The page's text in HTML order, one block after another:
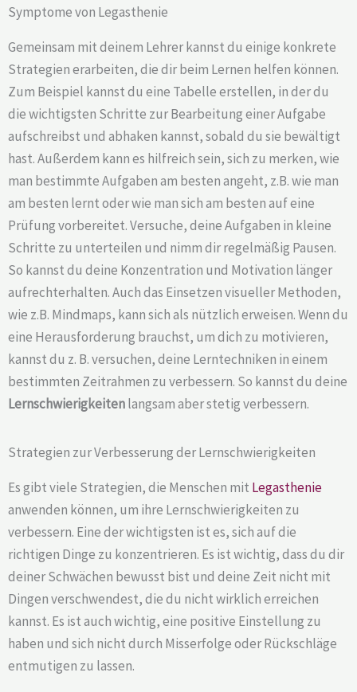
Symptome von Legasthenie
Gemeinsam mit deinem Lehrer kannst du einige konkrete
Strategien erarbeiten, die dir beim Lernen helfen können.
Zum Beispiel kannst du eine Tabelle erstellen, in der du
die wichtigsten Schritte zur Bearbeitung einer Aufgabe
aufschreibst und abhaken kannst, sobald du sie bewältigt
hast. Außerdem kann es hilfreich sein, sich zu merken, wie
man bestimmte Aufgaben am besten angeht, z.B. wie man
am besten lernt oder wie man sich am besten auf eine
Prüfung vorbereitet. Versuche, deine Aufgaben in kleine
Schritte zu unterteilen und nimm dir regelmäßig Pausen.
So kannst du deine Konzentration und Motivation länger
aufrechterhalten. Auch das Einsetzen visueller Methoden,
wie z.B. Mindmaps, kann sich als nützlich erweisen. Wenn du
eine Herausforderung brauchst, um dich zu motivieren,
kannst du z. B. versuchen, deine Lerntechniken in einem
bestimmten Zeitrahmen zu verbessern. So kannst du deine
Lernschwierigkeitenlangsam aber stetig verbessern.
Strategien zur Verbesserung der Lernschwierigkeiten
Es gibt viele Strategien, die Menschen mit Legasthenie
anwenden können, um ihre Lernschwierigkeiten zu
verbessern. Eine der wichtigsten ist es, sich auf die
richtigen Dinge zu konzentrieren. Es ist wichtig, dass du dir
deiner Schwächen bewusst bist und deine Zeit nicht mit
Dingen verschwendest, die du nicht wirklich erreichen
kannst. Es ist auch wichtig, eine positive Einstellung zu
haben und sich nicht durch Misserfolge oder Rückschläge
entmutigen zu lassen.